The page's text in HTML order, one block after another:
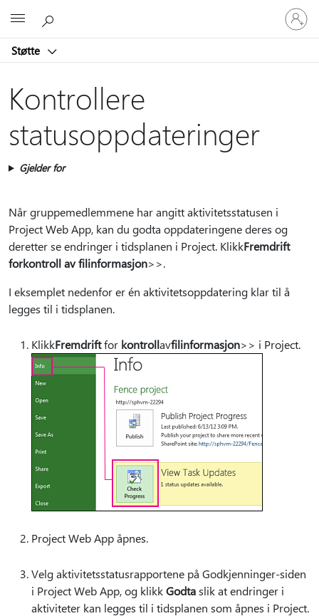
Støtte
Logg
på
kontoen
Kontrollere
statusoppdateringer
Gjelder for
Når gruppemedlemmene har angitt aktivitetsstatusen i
Project Web App, kan du godta oppdateringene deres og
deretter se endringer i tidsplanen i Project. KlikkFremdrift
forkontroll av filinformasjon>>.
I eksemplet nedenfor er én aktivitetsoppdatering klar til å
legges til i tidsplanen.
KlikkFremdriftfor kontrollavfilinformasjon>> i Project.
Project Web App åpnes.
Velg aktivitetsstatusrapportene på Godkjenninger-siden
i Project Web App, og klikkGodtaslik at endringer i
aktiviteter kan legges til i tidsplanen som åpnes i Project.